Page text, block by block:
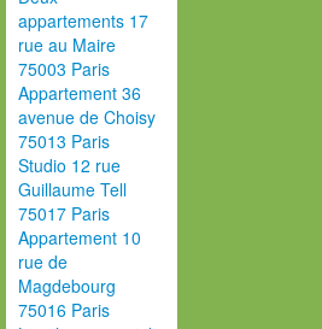
appartements 17
rue au Maire
75003 Paris
Appartement 36
avenue de Choisy
75013 Paris
Studio 12 rue
Guillaume Tell
75017 Paris
Appartement 10
rue de
Magdebourg
75016 Paris